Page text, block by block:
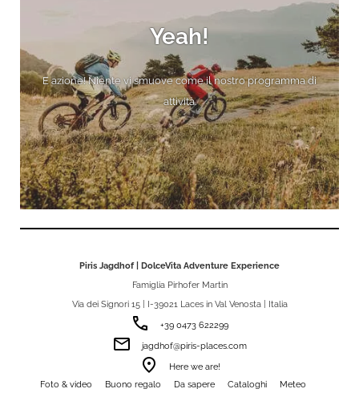
Yeah!
E azione! Niente vi smuove come il nostro programma di
attività.
Piris Jagdhof | DolceVita Adventure Experience
Famiglia Pirhofer Martin
Via dei Signori 15 | I-39021 Laces in Val Venosta | Italia
phone +39 0473 622299
email jagdhof@piris-places.com
room
Here we are!
Foto & video
Buono regalo Da sapere Cataloghi Meteo